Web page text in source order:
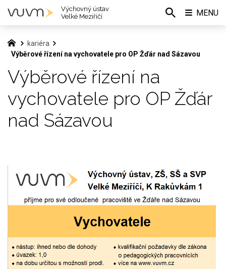
kariéra
Výběrové řízení na vychovatele pro OP Žďár nad Sázavou
Výběrové řízení na
vychovatele pro OP Žďár
nad Sázavou
Výchovný ústav
Velké Meziříčí
MENU